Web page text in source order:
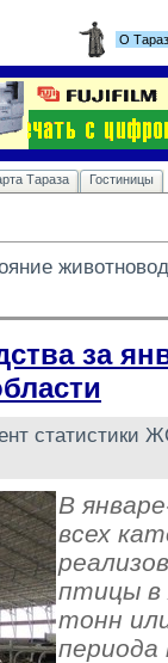
О
Тараза Гостиницы
за
статистики
В
всех
птицы в
тонн
периода